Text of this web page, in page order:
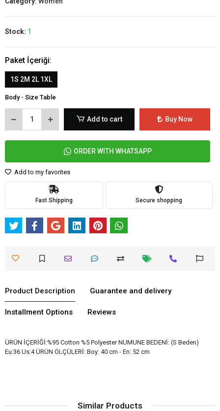
Stock: 1
Paket İçeriği:
1S 2M 2L 1XL
Body - Size Table
Add to cart Buy Now
ORDER WITH WHATSAPP
Add to my favorites
Fast Shipping Secure shopping
Product Description Guarantee and delivery
Installment Options Reviews
ÜRÜN İÇERİĞİ:%95 Cotton %5 Polyester NUMUNE BEDENİ: (S Beden)
Eu:36 Us:4 ÜRÜN ÖLÇÜLERİ: Boy: 40 cm - En: 52 cm
Similar Products